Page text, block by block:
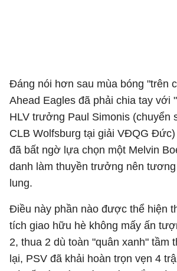
Đáng nói hơn sau mùa bóng "trên
Ahead Eagles đã phải chia tay với
HLV trưởng Paul Simonis (chuyển
CLB Wolfsburg tại giải VĐQG
đã bất ngờ lựa chọn một Melvin
danh làm thuyền trưởng nên
lung.
Điều này phần nào được thể hiện
tích giao hữu hè không mấy ấn
2, thua 2 dù toàn "quân xanh" tầm
lại, PSV đã khải hoàn trọn vẹn 4